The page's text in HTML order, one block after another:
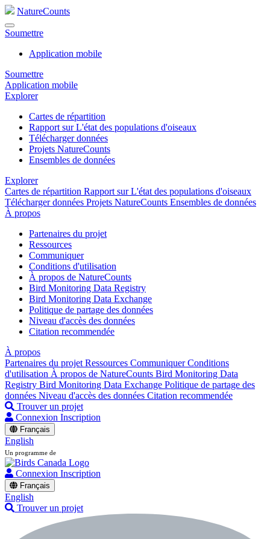
NatureCounts
Soumettre
Application mobile
Soumettre
Application mobile
Explorer
Cartes de répartition
Rapport sur L'état des populations d'oiseaux
Télécharger données
Projets NatureCounts
Ensembles de données
Explorer
Cartes de répartition Rapport sur L'état des populations d'oiseaux
Télécharger données Projets NatureCounts Ensembles de données
À propos
Partenaires du projet
Ressources
Communiquer
Conditions d'utilisation
À propos de NatureCounts
Bird Monitoring Data Registry
Bird Monitoring Data Exchange
Politique de partage des données
Niveau d'accès des données
Citation recommendée
À propos
Partenaires du projet Ressources CommuniquerConditions
d'utilisation À propos de NatureCounts Bird Monitoring Data
Registry Bird Monitoring Data Exchange Politique de partage des
données Niveau d'accès des données Citation recommendée
Trouver un projet
Connexion Inscription
Français
English
Un programme de
Connexion Inscription
Français
English
Trouver un projet